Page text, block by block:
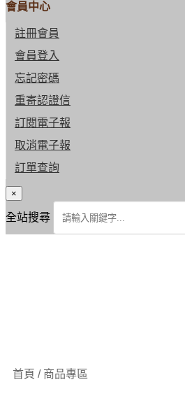
會員中心
註冊會員
會員登入
忘記密碼
重寄認證信
訂閱電子報
取消電子報
訂單查詢
×
全站搜尋
首頁 / 商品專區